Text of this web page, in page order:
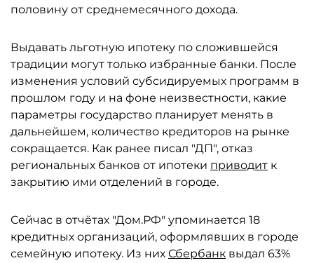
половину от среднемесячного дохода.
Выдавать льготную ипотеку по сложившейся
традиции могут только избранные банки. После
изменения условий субсидируемых программ в
прошлом году и на фоне неизвестности, какие
параметры государство планирует менять в
дальнейшем, количество кредиторов на рынке
сокращается. Как ранее писал "ДП", отказ
региональных банков от ипотеки приводит к
закрытию ими отделений в городе.
Сейчас в отчётах "Дом.РФ" упоминается 18
кредитных организаций, оформлявших в городе
семейную ипотеку. Из них Сбербанк выдал 63%